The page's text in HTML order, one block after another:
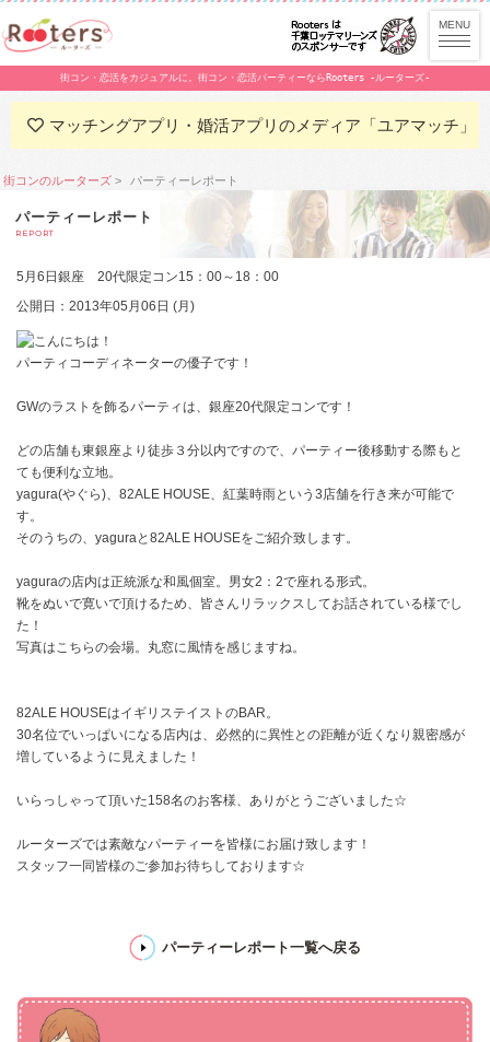
街コン・恋活をカジュアルに。街コン・恋活パーティーならRooters -ルーターズ-
マッチングアプリ・婚活アプリのメディア「ユアマッチ」
街コンのルーターズ パーティーレポート
パーティーレポート
REPORT
5月6日銀座 20代限定コン15：00～18：00
公開日：2013年05月06日 (月)
こんにちは！
パーティコーディネーターの優子です！
GWのラストを飾るパーティは、銀座20代限定コンです！
どの店舗も東銀座より徒歩３分以内ですので、パーティー後移動する際もと
ても便利な立地。
yagura(やぐら)、82ALE HOUSE、紅葉時雨という3店舗を行き来が可能で
す。
そのうちの、yaguraと82ALE HOUSEをご紹介致します。
yaguraの店内は正統派な和風個室。男女2：2で座れる形式。
靴をぬいで寛いで頂けるため、皆さんリラックスしてお話されている様でし
た！
写真はこちらの会場。丸窓に風情を感じますね。
82ALE HOUSEはイギリステイストのBAR。
30名位でいっぱいになる店内は、必然的に異性との距離が近くなり親密感が
増しているように見えました！
いらっしゃって頂いた158名のお客様、ありがとうございました☆
ルーターズでは素敵なパーティーを皆様にお届け致します！
スタッフ一同皆様のご参加お待ちしております☆
パーティーレポート一覧へ戻る